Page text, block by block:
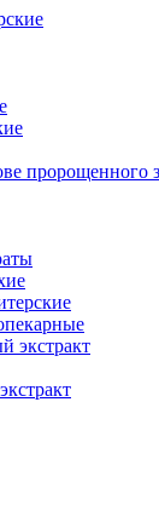
пророщенного
экстракт